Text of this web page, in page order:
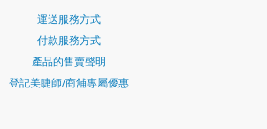
運送服務方式
付款服務方式
產品的售賣聲明
登記美睫師/商舖專屬優惠